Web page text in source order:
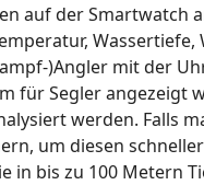
auf der Smartwatch
)Angler mit der
für Segler angezeigt
werden. Falls
um diesen
in bis zu 100 Metern